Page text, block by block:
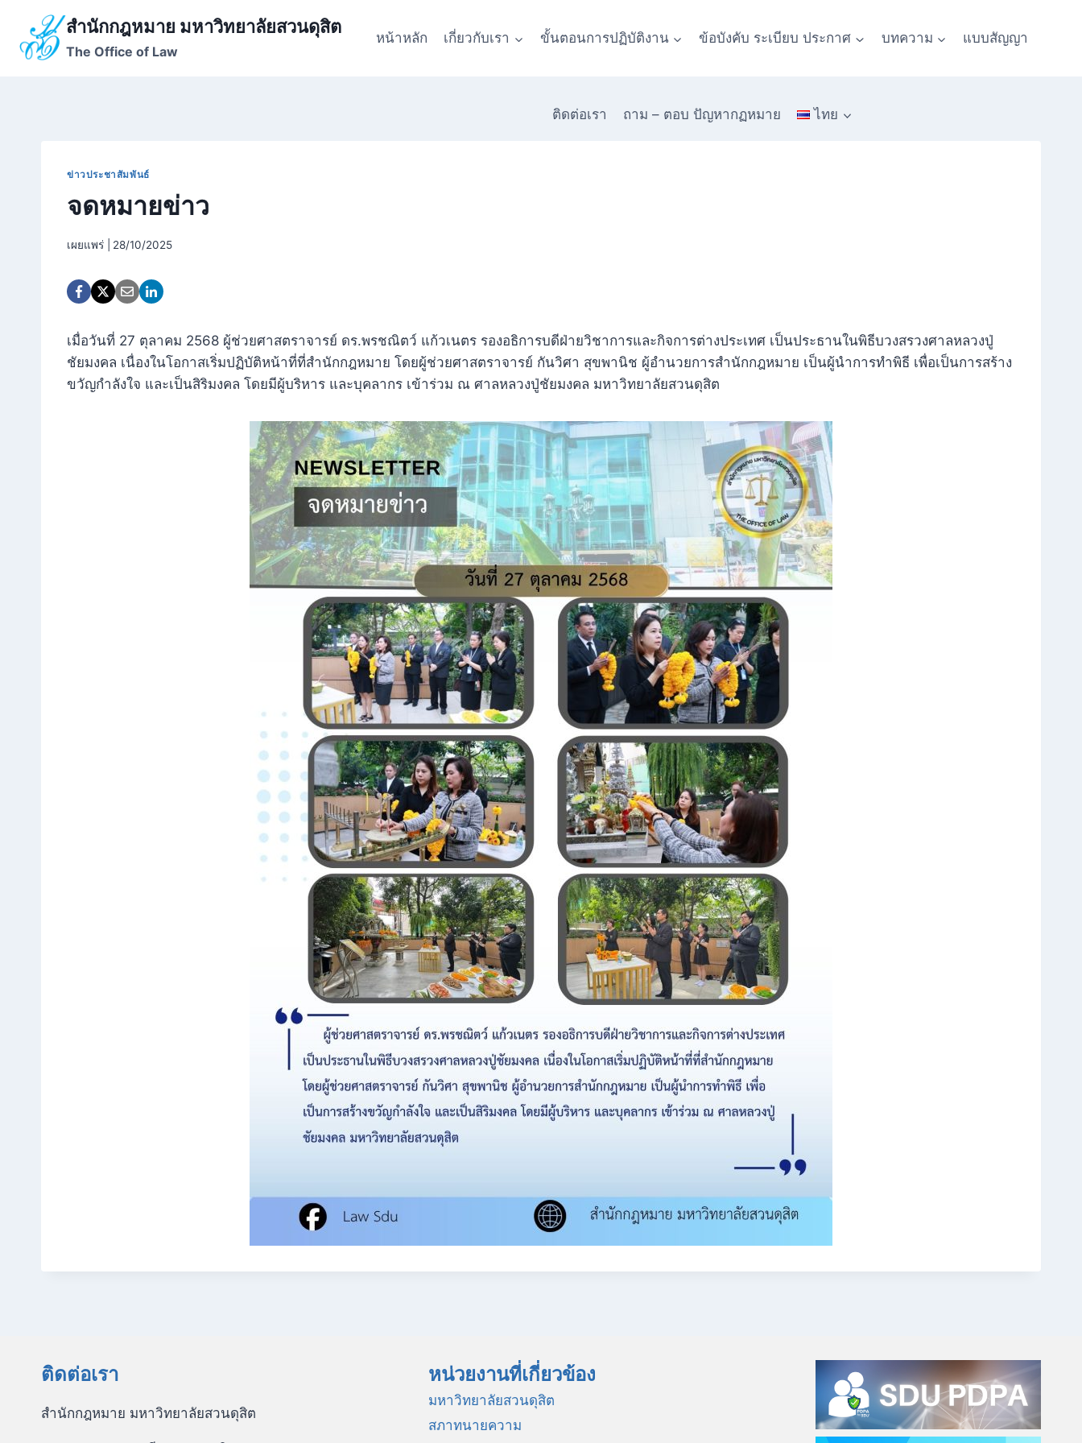
content
สำนักกฎหมาย มหาวิทยาลัยสวนดุสิต
The Office of Law
หน้าหลัก เกี่ยวกับเรา ขั้นตอนการปฏิบัติงาน ข้อบังคับ ระเบียบ ประกาศ บทความ แบบสัญญา
ติดต่อเรา ถาม – ตอบ ปัญหากฏหมาย ไทย
ข่าวประชาสัมพันธ์
จดหมายข่าว
เผยแพร่ | 28/10/2025
เมื่อวันที่ 27 ตุลาคม 2568 ผู้ช่วยศาสตราจารย์ ดร.พรชณิตว์ แก้วเนตร รองอธิการบดีฝ่ายวิชาการและกิจการต่างประเทศ เป็นประธานในพิธีบวงสรวงศาลหลวงปู่
ชัยมงคล เนื่องในโอกาสเริ่มปฏิบัติหน้าที่ที่สำนักกฎหมาย โดยผู้ช่วยศาสตราจารย์ กันวิศา สุขพานิช ผู้อำนวยการสำนักกฎหมาย เป็นผู้นำการทำพิธี เพื่อเป็นการสร้าง
ขวัญกำลังใจ และเป็นสิริมงคล โดยมีผู้บริหาร และบุคลากร เข้าร่วม ณ ศาลหลวงปู่ชัยมงคล มหาวิทยาลัยสวนดุสิต
ติดต่อเรา
สำนักกฎหมาย มหาวิทยาลัยสวนดุสิต
หน่วยงานที่เกี่ยวข้อง
มหาวิทยาลัยสวนดุสิต
สภาทนายความ